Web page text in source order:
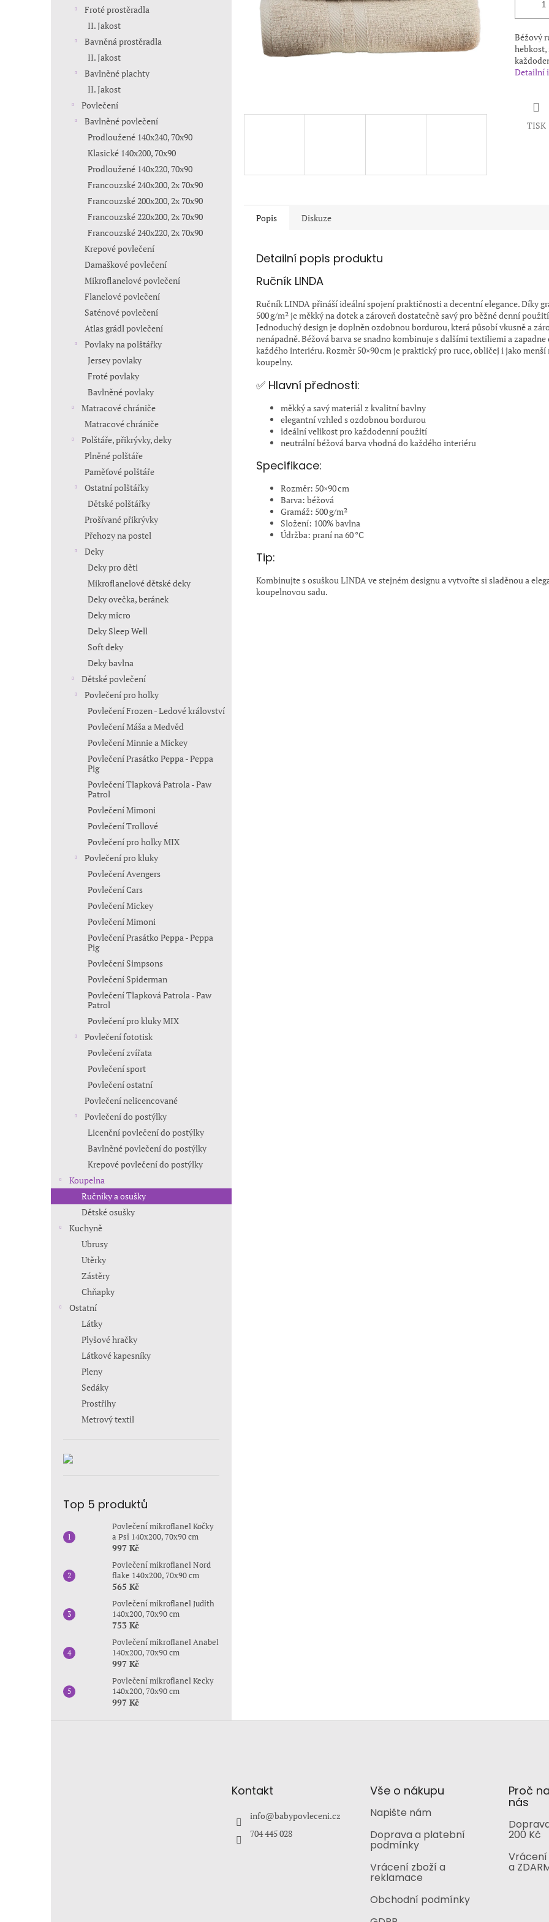
Froté prostěradla
II. Jakost
Bavněná prostěradla
II. Jakost
Bavlněné plachty
II. Jakost
Povlečení
Bavlněné povlečení
Prodloužené 140x240, 70x90
Klasické 140x200, 70x90
Prodloužené 140x220, 70x90
Francouzské 240x200, 2x 70x90
Francouzské 200x200, 2x 70x90
Francouzské 220x200, 2x 70x90
Francouzské 240x220, 2x 70x90
Krepové povlečení
Damaškové povlečení
Mikroflanelové povlečení
Flanelové povlečení
Saténové povlečení
Atlas grádl povlečení
Povlaky na polštářky
Jersey povlaky
Froté povlaky
Bavlněné povlaky
Matracové chrániče
Matracové chrániče
Polštáře, přikrývky, deky
Plněné polštáře
Paměťové polštáře
Ostatní polštářky
Dětské polštářky
Prošívané přikrývky
Přehozy na postel
Deky
Deky pro děti
Mikroflanelové dětské deky
Deky ovečka, beránek
Deky micro
Deky Sleep Well
Soft deky
Deky bavlna
Dětské povlečení
Povlečení pro holky
Povlečení Frozen - Ledové království
Povlečení Máša a Medvěd
Povlečení Minnie a Mickey
Povlečení Prasátko Peppa - Peppa
Pig
Povlečení Tlapková Patrola - Paw
Patrol
Povlečení Mimoni
Povlečení Trollové
Povlečení pro holky MIX
Povlečení pro kluky
Povlečení Avengers
Povlečení Cars
Povlečení Mickey
Povlečení Mimoni
Povlečení Prasátko Peppa - Peppa
Pig
Povlečení Simpsons
Povlečení Spiderman
Povlečení Tlapková Patrola - Paw
Patrol
Povlečení pro kluky MIX
Povlečení fototisk
Povlečení zvířata
Povlečení sport
Povlečení ostatní
Povlečení nelicencované
Povlečení do postýlky
Licenční povlečení do postýlky
Bavlněné povlečení do postýlky
Krepové povlečení do postýlky
Koupelna
Ručníky a osušky
Dětské osušky
Kuchyně
Ubrusy
Utěrky
Zástěry
Chňapky
Ostatní
Látky
Plyšové hračky
Látkové kapesníky
Pleny
Sedáky
Prostřihy
Metrový textil
Top 5 produktů
Povlečení mikroflanel Kočky
a Psi 140x200, 70x90 cm
997 Kč
Povlečení mikroflanel Nord
flake 140x200, 70x90 cm
565 Kč
Povlečení mikroflanel Judith
140x200, 70x90 cm
753 Kč
Povlečení mikroflanel Anabel
140x200, 70x90 cm
997 Kč
Povlečení mikroflanel Kecky
140x200, 70x90 cm
997 Kč
Béžový
hebkost,
Detailní
TISK
Popis Diskuze
Detailní popis produktu
Ručník LINDA
Ručník LINDA přináší ideální spojení praktičnosti a decentní elegance. Díky
500 g/m² je měkký na dotek a zároveň dostatečně savý pro běžné denní
Jednoduchý design je doplněn ozdobnou bordurou, která působí vkusně a
nenápadně. Béžová barva se snadno kombinuje s dalšími textiliemi a zapadne
každého interiéru. Rozměr 50×90 cm je praktický pro ruce, obličej i jako
koupelny.
✅ Hlavní přednosti:
měkký a savý materiál z kvalitní bavlny
elegantní vzhled s ozdobnou bordurou
ideální velikost pro každodenní použití
neutrální béžová barva vhodná do každého interiéru
Specifikace:
Rozměr: 50×90 cm
Barva: béžová
Gramáž: 500 g/m²
Složení: 100% bavlna
Údržba: praní na 60 °C
Tip:
Kombinujte s osuškou LINDA ve stejném designu a vytvořte si sladěnou a
koupelnovou sadu.
Kontakt
info@babypovleceni.cz
704 445 028
Vše o nákupu
Napište nám
Doprava a platební
podmínky
Vrácení zboží a
reklamace
Obchodní podmínky
Proč
nás
200 Kč
Vrácení
a